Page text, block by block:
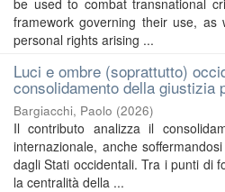
be used to combat transnational
framework governing their use,
personal rights arising ...
Luci e ombre (soprattutto)
consolidamento della giustizia
Bargiacchi, Paolo (2026)
Il contributo analizza il
internazionale, anche
dagli Stati occidentali. Tra i punti di
la centralità della ...